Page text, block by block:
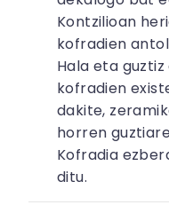
Kontzilioan
kofradien
Hala eta
kofradien
dakite,
horren
Kofradia
ditu.